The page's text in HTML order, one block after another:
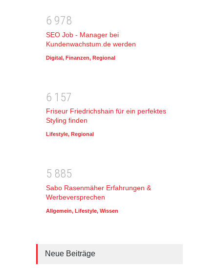
6 978
SEO Job - Manager bei
Kundenwachstum.de werden
Digital, Finanzen, Regional
6 1 57
Friseur Friedrichshain für ein perfektes
Styling finden
Lifestyle, Regional
5 885
Sabo Rasenmäher Erfahrungen &
Werbeversprechen
Allgemein, Lifestyle, Wissen
Neue Beiträge